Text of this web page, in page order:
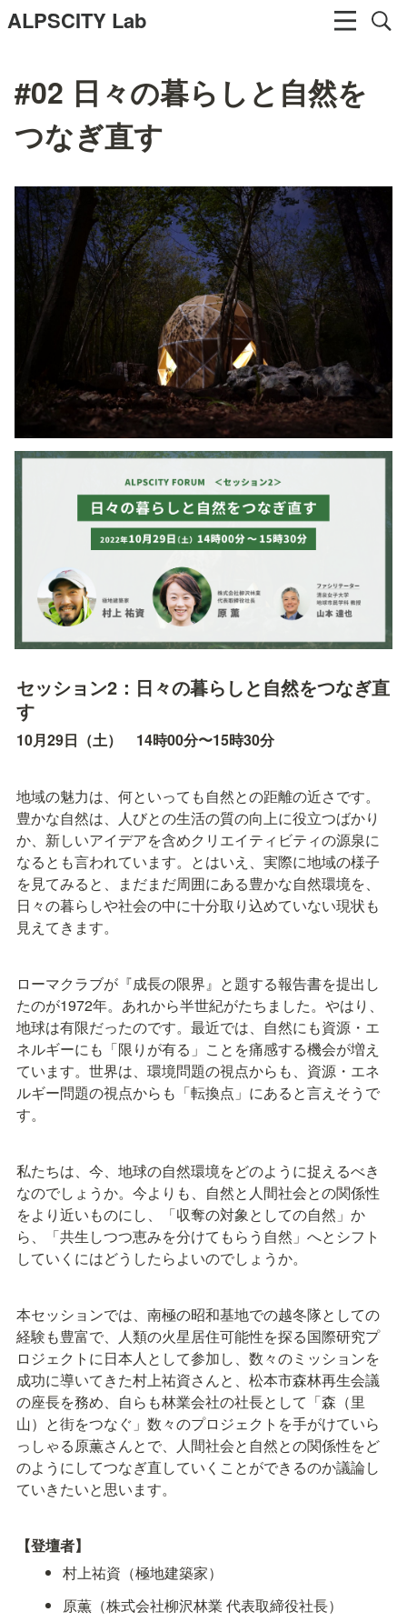
ALPSCITY Lab
#02 日々の暮らしと自然を
つなぎ直す
セッション2：日々の暮らしと自然をつなぎ直
す
10月29日（土）　14時00分〜15時30分
地域の魅力は、何といっても自然との距離の近さです。
豊かな自然は、人びとの生活の質の向上に役立つばかり
か、新しいアイデアを含めクリエイティビティの源泉に
なるとも言われています。とはいえ、実際に地域の様子
を見てみると、まだまだ周囲にある豊かな自然環境を、
日々の暮らしや社会の中に十分取り込めていない現状も
見えてきます。
ローマクラブが『成長の限界』と題する報告書を提出し
たのが1972年。あれから半世紀がたちました。やはり、
地球は有限だったのです。最近では、自然にも資源・エ
ネルギーにも「限りが有る」ことを痛感する機会が増え
ています。世界は、環境問題の視点からも、資源・エネ
ルギー問題の視点からも「転換点」にあると言えそうで
す。
私たちは、今、地球の自然環境をどのように捉えるべき
なのでしょうか。今よりも、自然と人間社会との関係性
をより近いものにし、「収奪の対象としての自然」か
ら、「共生しつつ恵みを分けてもらう自然」へとシフト
していくにはどうしたらよいのでしょうか。
本セッションでは、南極の昭和基地での越冬隊としての
経験も豊富で、人類の火星居住可能性を探る国際研究プ
ロジェクトに日本人として参加し、数々のミッションを
成功に導いてきた村上祐資さんと、松本市森林再生会議
の座長を務め、自らも林業会社の社長として「森（里
山）と街をつなぐ」数々のプロジェクトを手がけていら
っしゃる原薫さんとで、人間社会と自然との関係性をど
のようにしてつなぎ直していくことができるのか議論し
ていきたいと思います。
【登壇者】
村上祐資（極地建築家）
原薫（株式会社柳沢林業 代表取締役社長）